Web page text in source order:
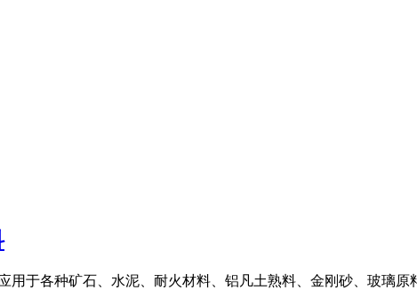
于各种矿石、水泥、耐火材料、铝凡土熟料、金刚砂、玻璃原